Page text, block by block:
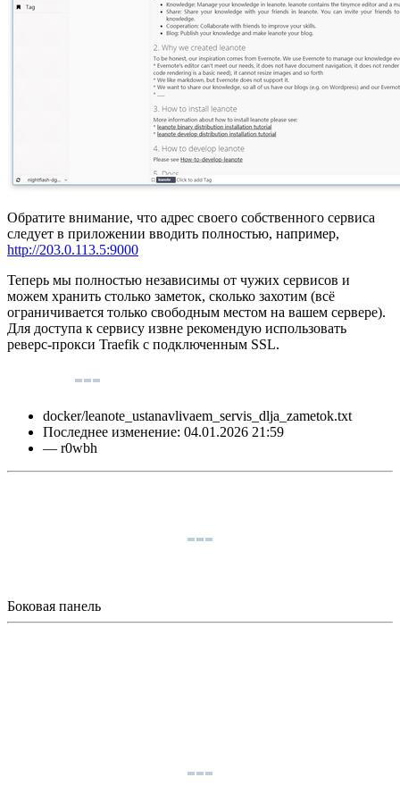
Обратите внимание, что адрес своего собственного сервиса
следует в приложении вводить полностью, например,
http://203.0.113.5:9000
Теперь мы полностью независимы от чужих сервисов и
можем хранить столько заметок, сколько захотим (всё
ограничивается только свободным местом на вашем сервере).
Для доступа к сервису извне рекомендую использовать
реверс-прокси Traefik с подключенным SSL.
docker/leanote_ustanavlivaem_servis_dlja_zametok.txt
Последнее изменение: 04.01.2026 21:59
— r0wbh
Боковая панель